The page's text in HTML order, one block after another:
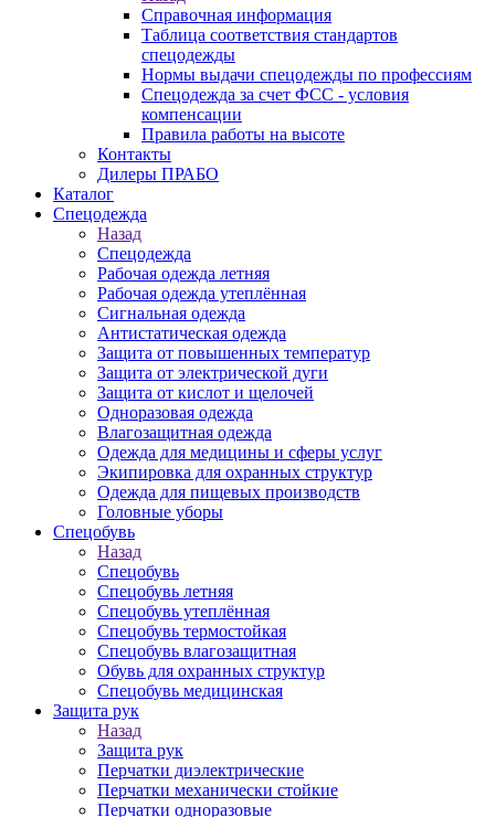
Справочная информация
Таблица соответствия стандартов
спецодежды
Нормы выдачи спецодежды по профессиям
Спецодежда за счет ФСС - условия
компенсации
Правила работы на высоте
Контакты
Дилеры ПРАБО
Каталог
Спецодежда
Назад
Спецодежда
Рабочая одежда летняя
Рабочая одежда утеплённая
Сигнальная одежда
Антистатическая одежда
Защита от повышенных температур
Защита от электрической дуги
Защита от кислот и щелочей
Одноразовая одежда
Влагозащитная одежда
Одежда для медицины и сферы услуг
Экипировка для охранных структур
Одежда для пищевых производств
Головные уборы
Спецобувь
Назад
Спецобувь
Спецобувь летняя
Спецобувь утеплённая
Спецобувь термостойкая
Спецобувь влагозащитная
Обувь для охранных структур
Спецобувь медицинская
Защита рук
Назад
Защита рук
Перчатки диэлектрические
Перчатки механически стойкие
Перчатки одноразовые